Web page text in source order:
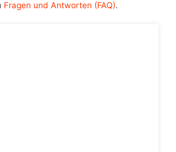
Fragen und Antworten (FAQ).